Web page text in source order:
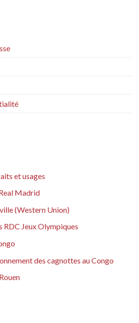
et usages
Madrid
(Western Union)
Jeux Olympiques
des cagnottes au Congo